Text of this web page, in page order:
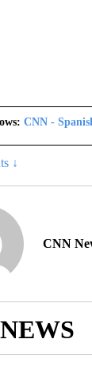
CNN -
↓
CNN